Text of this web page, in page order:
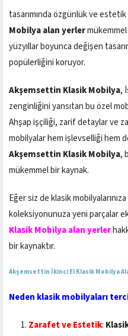
tasarımında özgünlük ve
Mobilyaalan yerler
yüzyıllar boyunca değişen
popülerliğini koruyor.
Akşemsettin Klasik Mobilya,
zenginliğini yansıtan bu özel
Ahşap işçiliği, zarif detaylar ve
mobilyalar hem işlevselliği hem
Akşemsettin Klasik Mobilya,
mükemmel bir kaynak.
Eğer siz de klasik
koleksiyonunuza yeni parçalar
Klasik Mobilya alan yerler
bir kaynaktır.
Akşemsettin İkinci El Klasik Mobilya
Neden klasik mobilyaları
Zarafet ve Estetik: